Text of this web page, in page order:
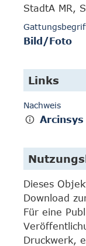
StadtA MR,
Bild/Foto
Links
Nachweis
Arcinsys
Dieses
Download
Für eine
Druckwerk,